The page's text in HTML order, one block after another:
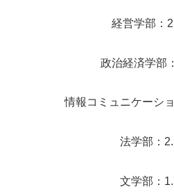
経営学部：
政治経済学部
情報コミュニケーシ
法学部：
文学部：